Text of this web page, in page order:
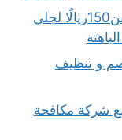
شركة جلي بلاط بالرياض بأسعار تبدأ من150ريالًا لجلي
بالرياض بـ45% خصم و تنظيف
+35%خصم مع شركة مكافحة